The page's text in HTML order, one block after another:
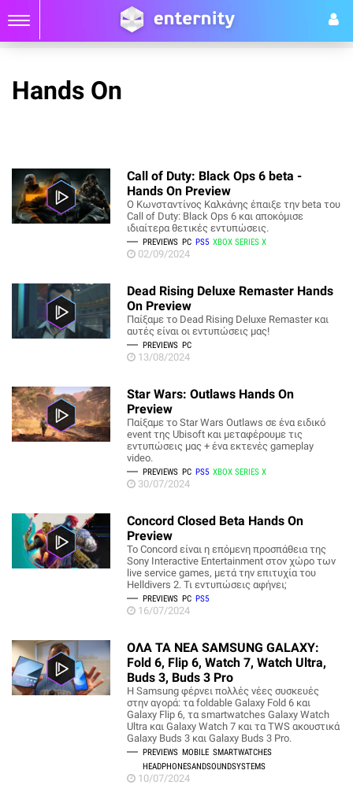
Hands On
Call of Duty: Black Ops 6 beta -
Hands On Preview
O Κωνσταντίνος Καλκάνης έπαιξε την beta του
Call of Duty: Black Ops 6 και αποκόμισε
ιδιαίτερα θετικές εντυπώσεις.
PREVIEWS PC PS5 XBOX SERIES X
02/09/2024
Dead Rising Deluxe Remaster Hands
On Preview
Παίξαμε το Dead Rising Deluxe Remaster και
αυτές είναι οι εντυπώσεις μας!
PREVIEWS PC
13/08/2024
Star Wars: Outlaws Hands On
Preview
Παίξαμε το Star Wars Outlaws σε ένα ειδικό
event της Ubisoft και μεταφέρουμε τις
εντυπώσεις μας + ένα εκτενές gameplay
video.
PREVIEWS PC PS5 XBOX SERIES X
30/07/2024
Concord Closed Beta Hands On
Preview
To Concord είναι η επόμενη προσπάθεια της
Sony Interactive Entertainment στον χώρο των
live service games, μετά την επιτυχία του
Helldivers 2. Τι εντυπώσεις αφήνει;
PREVIEWS PC PS5
16/07/2024
ΟΛΑ ΤΑ ΝΕΑ SAMSUNG GALAXY:
Fold 6, Flip 6, Watch 7, Watch Ultra,
Buds 3, Buds 3 Pro
Η Samsung φέρνει πολλές νέες συσκευές
στην αγορά: τα foldable Galaxy Fold 6 και
Galaxy Flip 6, τα smartwatches Galaxy Watch
Ultra και Galaxy Watch 7 και τα TWS ακουστικά
Galaxy Buds 3 και Galaxy Buds 3 Pro.
PREVIEWS MOBILE SMARTWATCHES
HEADPHONESANDSOUNDSYSTEMS
10/07/2024